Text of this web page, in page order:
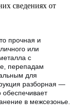
сведениях от
прочная и
или
с
перепадам
для
разборная —
обеспечивает
в межсезонье.